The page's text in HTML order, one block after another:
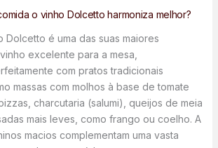
o vinho Dolcetto harmoniza melhor?
Dolcetto é uma das suas maiores
excelente para a mesa,
com pratos tradicionais
massas com molhos à base de tomate
charcutaria (salumi), queijos de meia
mais leves, como frango ou coelho. A
macios complementam uma vasta